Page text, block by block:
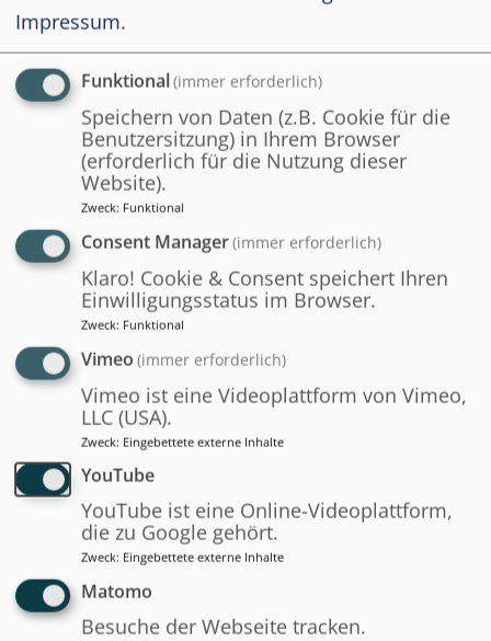
Impressum.
Funktional(immer erforderlich)
Speichern von Daten (z.B. Cookie für die
Benutzersitzung) in Ihrem Browser
(erforderlich für die Nutzung dieser
Website).
Zweck: Funktional
Consent Manager(immer erforderlich)
Klaro! Cookie & Consent speichert Ihren
Einwilligungsstatus im Browser.
Zweck: Funktional
Vimeo (immer erforderlich)
Vimeo ist eine Videoplattform von Vimeo,
LLC (USA).
Zweck: Eingebettete externe Inhalte
YouTube
YouTube ist eine Online-Videoplattform,
die zu Google gehört.
Zweck: Eingebettete externe Inhalte
Matomo
Besuche der Webseite tracken.